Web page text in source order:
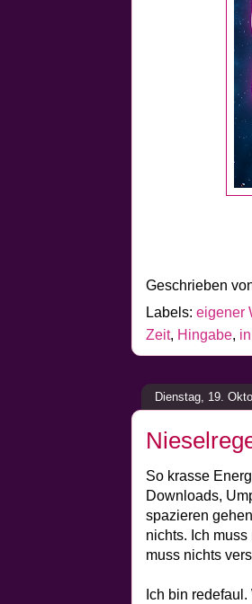
Geschrieben
Labels: eigener
Zeit, Hingabe,
Dienstag, 19.
So krasse
Downloads,
spazieren
nichts. Ich
muss nichts
Ich bin